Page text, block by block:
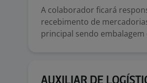
A colaborador ficará
recebimento de
principal sendo embalagem